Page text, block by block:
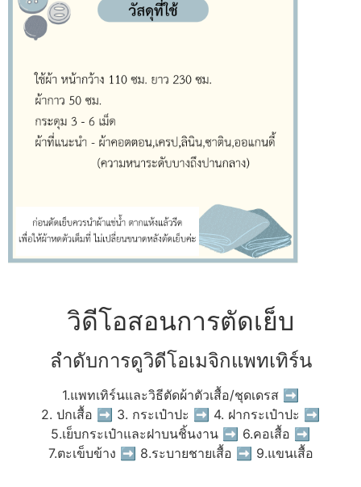
วิดีโอสอนการตัดเย็บ
ลำดับการดูวิดีโอเมจิกแพทเทิร์น
1.แพทเทิร์นและวิธีตัดผ้าตัวเสื้อ/ชุดเดรส ➡
2. ปกเสื้อ ➡ 3. กระเป๋าปะ ➡ 4. ฝากระเป๋าปะ ➡
5.เย็บกระเป๋าและฝาบนชิ้นงาน ➡ 6.คอเสื้อ ➡
7.ตะเข็บข้าง ➡ 8.ระบายชายเสื้อ ➡ 9.แขนเสื้อ